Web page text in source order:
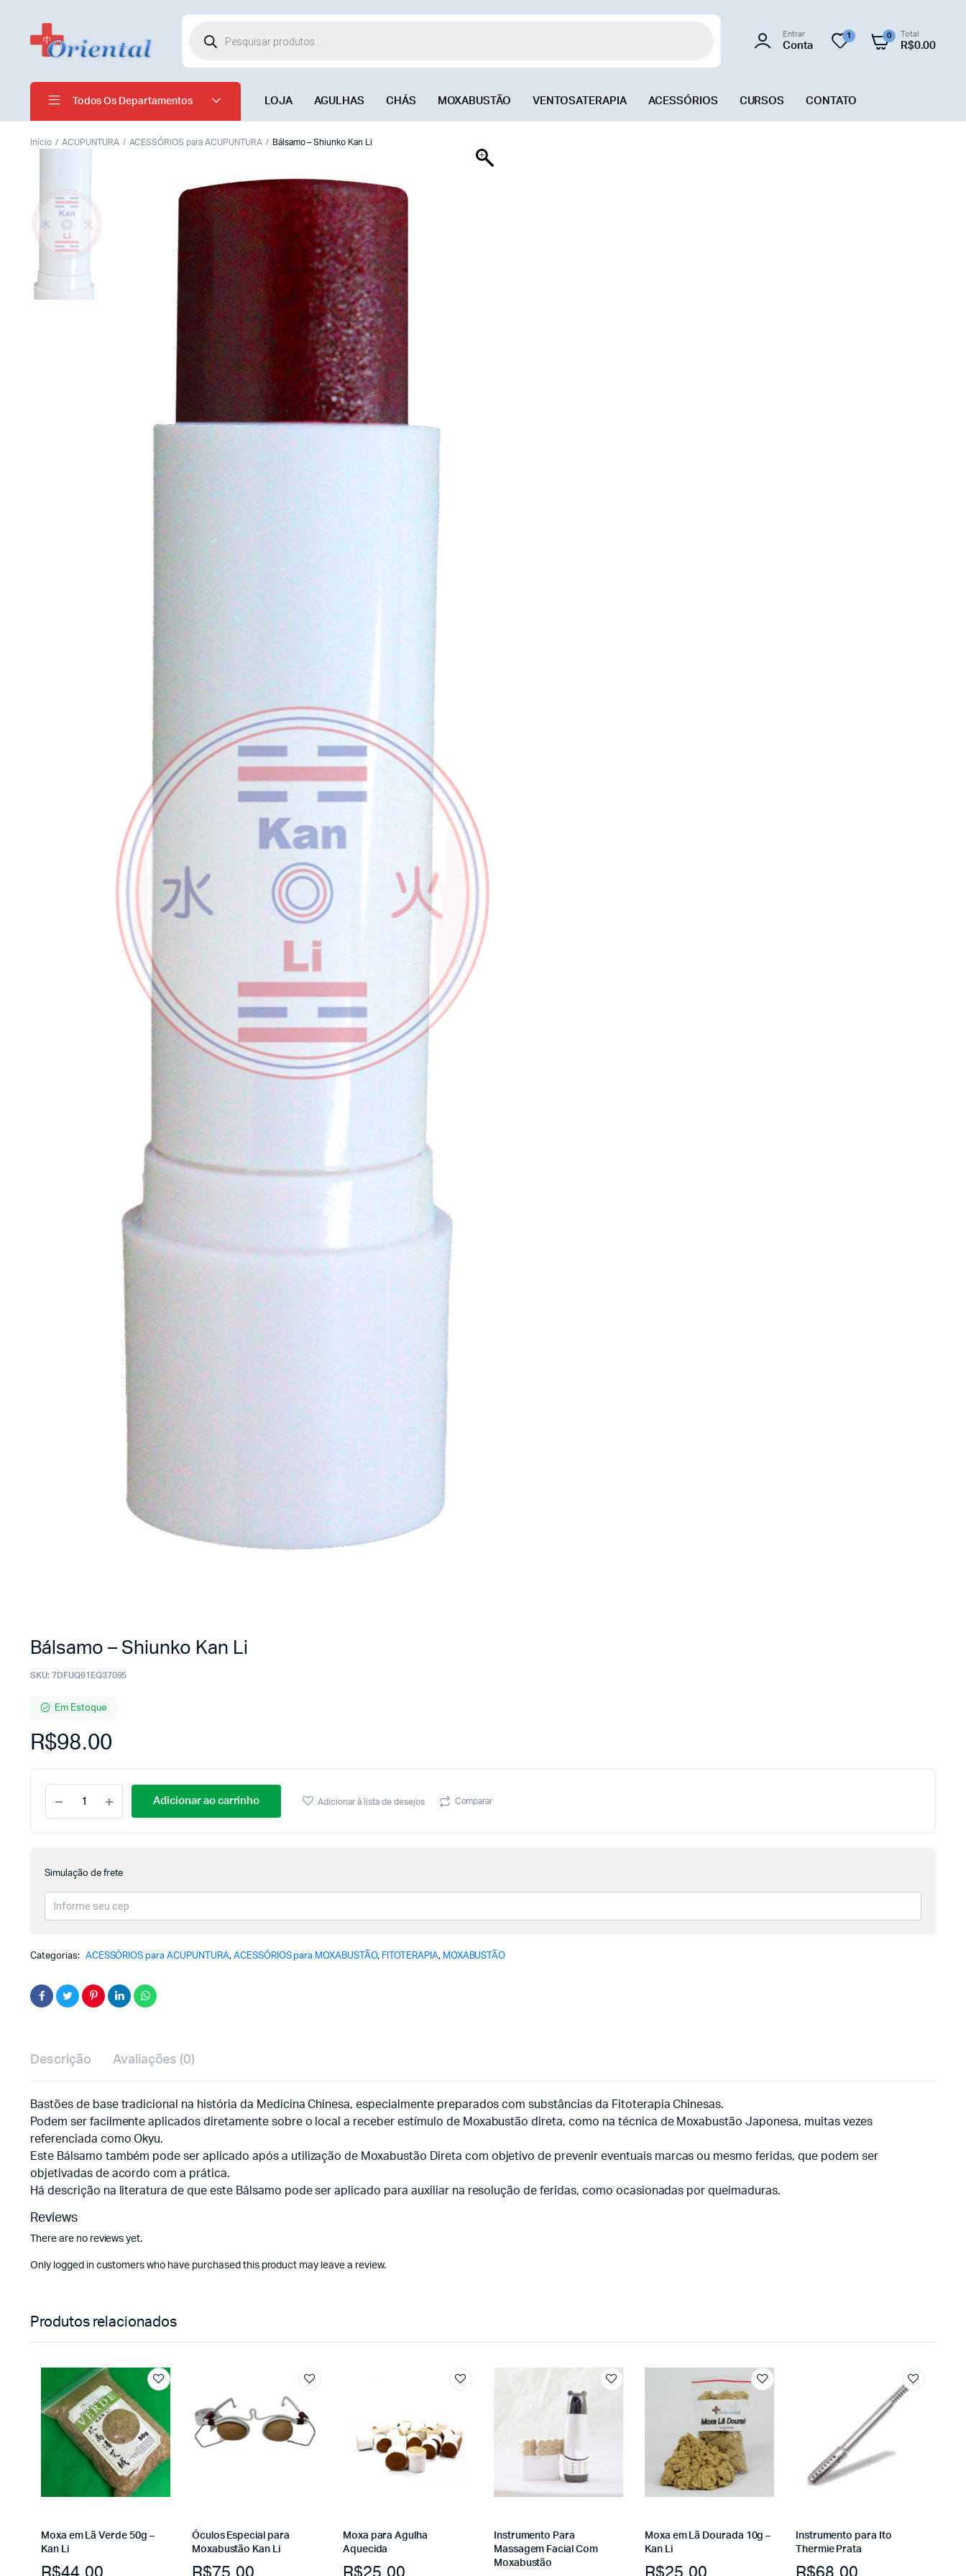
Entrar
Conta
1 0 Total
R$0.00
Todos Os Departamentos LOJA AGULHAS CHÁS MOXABUSTÃO VENTOSATERAPIA ACESSÓRIOS CURSOS CONTATO
Início ACUPUNTURA ACESSÓRIOS para ACUPUNTURA Bálsamo – Shiunko Kan Li
Bálsamo – Shiunko Kan Li
SKU: 7DFUQ91EQ37095
Em Estoque
R$98.00
Adicionar ao carrinho Adicionar à lista de desejos Comparar
Simulação de frete
Categorias: ACESSÓRIOS para ACUPUNTURA, ACESSÓRIOS para MOXABUSTÃO, FITOTERAPIA, MOXABUSTÃO
Descrição Avaliações (0)
Bastões de base tradicional na história da Medicina Chinesa, especialmente preparados com substâncias da Fitoterapia Chinesas.
Podem ser facilmente aplicados diretamente sobre o local a receber estímulo de Moxabustão direta, como na técnica de Moxabustão Japonesa, muitas vezes
referenciada como Okyu.
Este Bálsamo também pode ser aplicado após a utilização de Moxabustão Direta com objetivo de prevenir eventuais marcas ou mesmo feridas, que podem ser
objetivadas de acordo com a prática.
Há descrição na literatura de que este Bálsamo pode ser aplicado para auxiliar na resolução de feridas, como ocasionadas por queimaduras.
Reviews
There are no reviews yet.
Only logged in customers who have purchased this product may leave a review.
Produtos relacionados
Moxa em Lã Verde 50g –
Kan Li
Óculos Especial para
Moxabustão Kan Li
Moxa para Agulha
Aquecida
Instrumento Para
Massagem Facial Com
Moxabustão
Moxa em Lã Dourada 10g –
Kan Li
Instrumento para Ito
Thermie Prata